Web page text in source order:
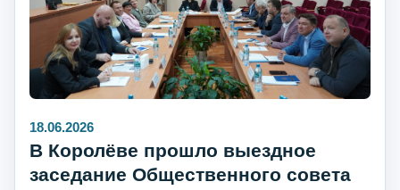
18.06.2026
В Королёве прошло выездное
заседание Общественного совета